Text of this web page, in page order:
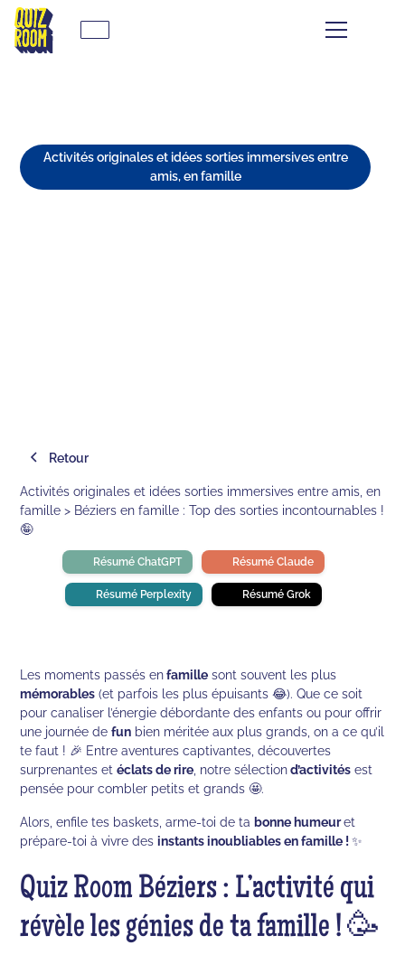
Activités originales et idées sorties immersives entre
amis, en famille
Retour
Activités originales et idées sorties immersives entre amis, en
famille > Béziers en famille : Top des sorties incontournables !
🤪
Résumé ChatGPT Résumé Claude
Résumé Perplexity Résumé Grok
Les moments passés enfamille sont souvent les plus
mémorables (et parfois les plus épuisants 😂). Que ce soit
pour canaliser l’énergie débordante des enfants ou pour offrir
une journée defun bien méritée aux plus grands, on a ce qu’il
te faut ! 🎉 Entre aventures captivantes, découvertes
surprenantes etéclats de rire , notre sélectiond’activités est
pensée pour combler petits et grands 🤩.
Alors, enfile tes baskets, arme-toi de tabonne humeuret
prépare-toi à vivre desinstants inoubliables en famille !✨
Quiz Room Béziers : L’activité qui
révèle les génies de ta famille ! 🥳